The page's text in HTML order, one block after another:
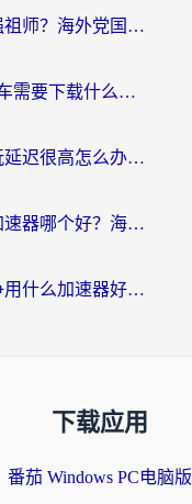
德国怎么玩最强祖师？海外党国服游戏加速器选择全攻略（附宝可梦Online实测）
在国外玩QQ飞车需要下载什么加速器呢？海外党亲测有效的国服游戏加速指南
雪糕工厂国外玩延迟很高怎么办？海外玩家国服游戏加速终极攻略（附实测推荐）
打江南百景图加速器哪个好？海外党踩坑N次后，终于找到不卡的秘诀
非洲玩装甲战争用什么加速器好？海外党亲测有效的国服游戏加速方案
下载应用
番茄 Windows PC电脑版